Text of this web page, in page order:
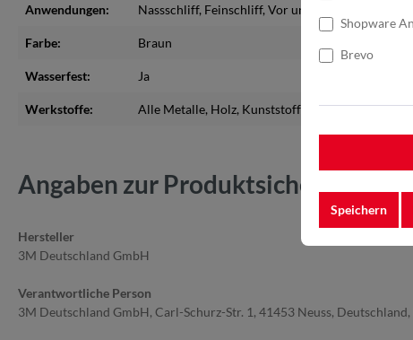
Anwendungen: Nassschliff, Feinschliff, Vor und Zwischenschliff
Farbe: Braun
Wasserfest: Ja
Werkstoffe: Alle Metalle, Holz, Kunststoffe , Lacke, Zink
Angaben zur Produktsicherheit
Hersteller
3M Deutschland GmbH
Verantwortliche Person
3M Deutschland GmbH, Carl-Schurz-Str. 1, 41453 Neuss,
Shopware
Brevo
Speichern